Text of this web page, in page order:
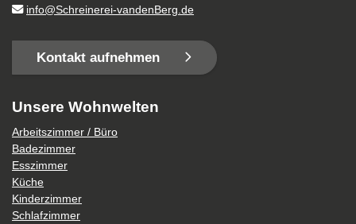
info@Schreinerei-vandenBerg.de
Kontakt aufnehmen
Unsere Wohnwelten
Arbeitszimmer / Büro
Badezimmer
Esszimmer
Küche
Kinderzimmer
Schlafzimmer